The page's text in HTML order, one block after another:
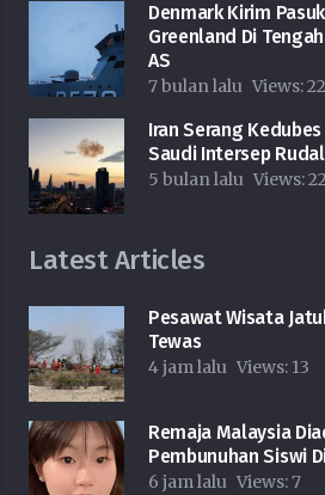
Denmark Kirim
Greenland Di
AS
7 bulan lalu Views:
Iran Serang
Saudi Intersep Rudal
5 bulan lalu Views:
Latest Articles
Pesawat Wisata
Tewas
4 jam lalu Views: 13
Remaja Malaysia
Pembunuhan Siswi
6 jam lalu Views:7